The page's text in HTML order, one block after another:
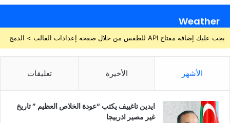
Weather
يجب عليك إضافة مفتاح API للطقس من خلال صفحة إعدادات القالب > الدمج
الأشهر الأخيرة تعليقات
ايدين تاغييف يكتب “عودة الخلاص العظيم ” تاريخ
غير مصير اذربيجا